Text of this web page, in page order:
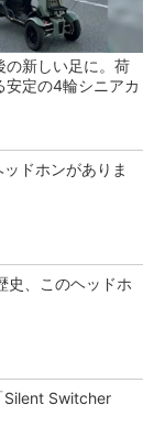
の新しい足に。荷
安定の4輪シニアカ
ドホンがありま
史、このヘッドホ
Switcher